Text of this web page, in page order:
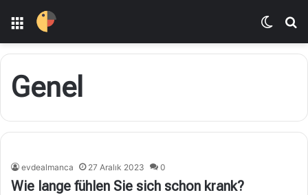
Menü Dış
Genel
evdealmanca 27 Aralık 2023 0
Wie lange fühlen Sie sich schon krank?